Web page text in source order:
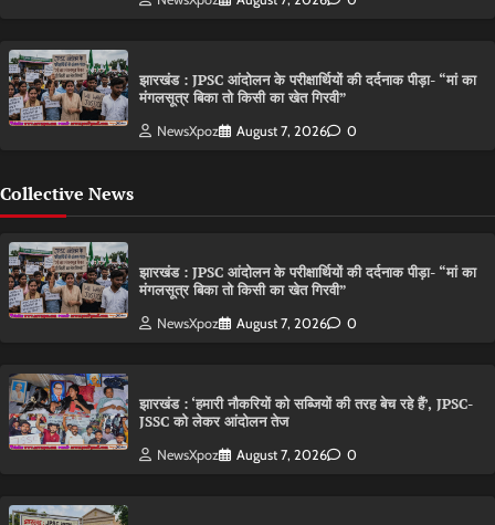
झारखंड : JPSC आंदोलन के परीक्षार्थियों की दर्दनाक पीड़ा- “मां का
मंगलसूत्र बिका तो किसी का खेत गिरवी”
NewsXpoz August 7, 2026 0
Collective News
झारखंड : JPSC आंदोलन के परीक्षार्थियों की दर्दनाक पीड़ा- “मां का
मंगलसूत्र बिका तो किसी का खेत गिरवी”
NewsXpoz August 7, 2026 0
झारखंड : ‘हमारी नौकरियों को सब्जियों की तरह बेच रहे हैं’, JPSC-
JSSC को लेकर आंदोलन तेज
NewsXpoz August 7, 2026 0